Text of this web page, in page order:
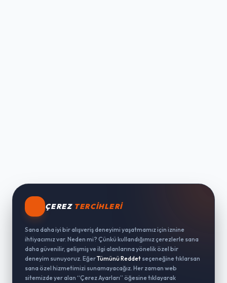
ÇEREZ TERCIHLERI
Sana daha iyi bir alışveriş deneyimi yaşatmamız için iznine
ihtiyacımız var. Neden mi? Çünkü kullandığımız çerezlerle sana
daha güvenilir, gelişmiş ve ilgi alanlarına yönelik özel bir
deneyim sunuyoruz. EğerTümünü Reddet seçeneğine tıklarsan
sana özel hizmetimizi sunamayacağız. Her zaman web
sitemizde yer alan “Çerez Ayarları” öğesine tıklayarak